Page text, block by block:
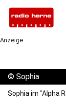
Anzeige
© Sophia
Sophia im "Alpha